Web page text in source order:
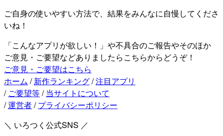
ご自身の使いやすい方法で、結果をみんなに自慢してくださ
いね！
「こんなアプリが欲しい！」や不具合のご報告やそのほか
ご意見・ご要望などありましたらこちらからどうぞ！
ご意見・ご要望はこちら
ホーム / 新作ランキング/注目アプリ
/ ご要望等/ 当サイトについて
/運営者/ プライバシーポリシー
＼ いろつく公式SNS ／